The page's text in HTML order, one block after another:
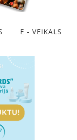
E - VEIKALS